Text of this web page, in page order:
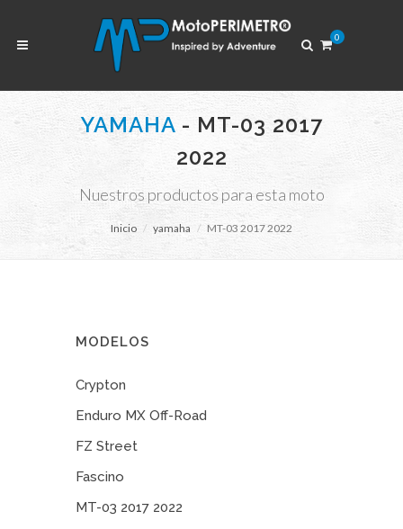
0
YAMAHA - MT-03 2017
2022
Nuestros productos para esta moto
Inicio yamaha MT-03 2017 2022
MODELOS
Crypton
Enduro MX Off-Road
FZ Street
Fascino
MT-03 2017 2022